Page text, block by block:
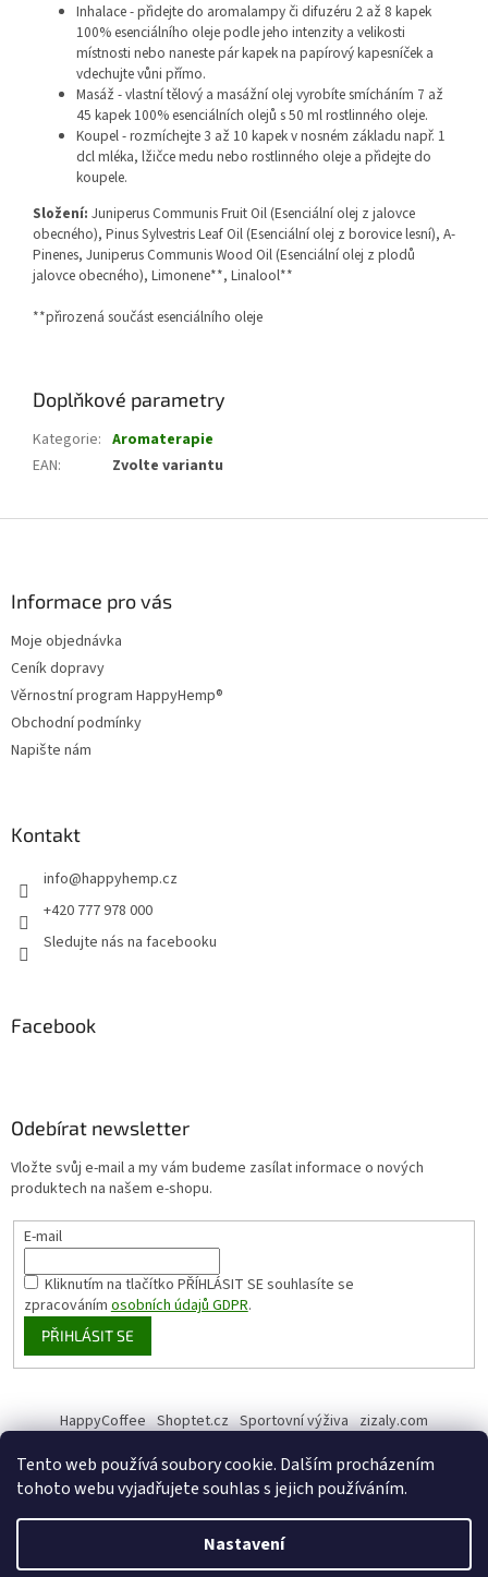
Tento web používá soubory cookie. Dalším procházením
tohoto webu vyjadřujete souhlas s jejich používáním.
Nastavení
Inhalace - přidejte do aromalampy či difuzéru 2 až 8 kapek
100% esenciálního oleje podle jeho intenzity a velikosti
místnosti nebo naneste pár kapek na papírový kapesníček a
vdechujte vůni přímo.
Masáž - vlastní tělový a masážní olej vyrobíte smícháním 7 až
45 kapek 100% esenciálních olejů s 50 ml rostlinného oleje.
Koupel - rozmíchejte 3 až 10 kapek v nosném základu např. 1
dcl mléka, lžičce medu nebo rostlinného oleje a přidejte do
koupele.
Složení: Juniperus Communis Fruit Oil (Esenciální olej z jalovce
obecného), Pinus Sylvestris Leaf Oil (Esenciální olej z borovice lesní), A-
Pinenes, Juniperus Communis Wood Oil (Esenciální olej z plodů
jalovce obecného), Limonene**, Linalool**
**přirozená součást esenciálního oleje
Doplňkové parametry
Kategorie: Aromaterapie
EAN: Zvolte variantu
Informace pro vás
Moje objednávka
Ceník dopravy
Věrnostní program HappyHemp®
Obchodní podmínky
Napište nám
Kontakt
info@happyhemp.cz
+420 777 978 000
Sledujte nás na facebooku
Facebook
Odebírat newsletter
Vložte svůj e-mail a my vám budeme zasílat informace o nových
produktech na našem e-shopu.
E-mail
Kliknutím na tlačítko PŘÍHLÁSIT SEsouhlasíte se
zpracovánímosobních údajů GDPR.
PŘIHLÁSIT SE
HappyCoffee Shoptet.cz Sportovní výživa zizaly.com